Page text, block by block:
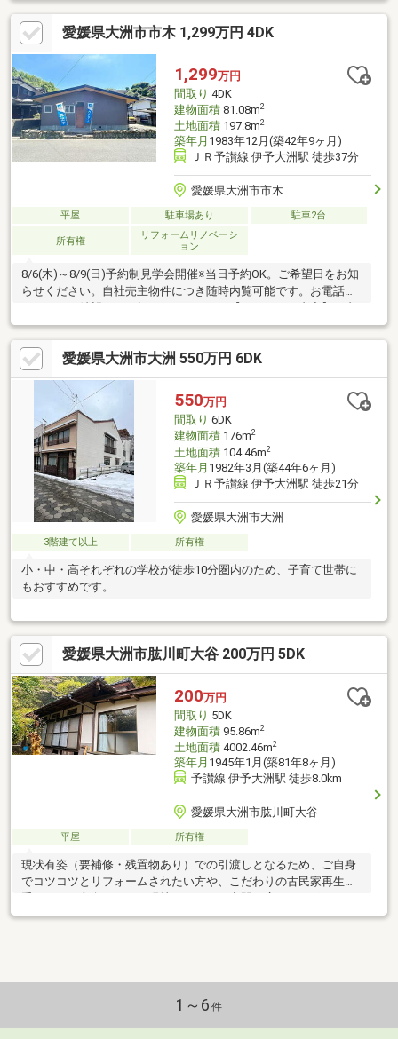
愛媛県大洲市市木 1,299万円 4DK
1,299万円
間取り 4DK
建物面積81.08m2
土地面積197.8m2
築年月 1983年12月(築42年9ヶ月)
ＪＲ予讃線 伊予大洲駅 徒歩37分
愛媛県大洲市市木
平屋 駐車場あり 駐車2台
所有権
リフォームリノベーシ
ョン
8/6(木)～8/9(日)予約制見学会開催※当日予約OK。ご希望日をお知
らせください。自社売主物件につき随時内覧可能です。お電話か
装≫シロアリ工防除工事、雨漏り点検、設備点検等≪外構≫屋根
塗装、外壁塗装、庭木伐採、雨樋補修、浄化槽清掃、玄関ドア交
換等【おすすめポイント】・本物件は条件により住宅ローン減税
が適用されます。・シロアリ防除工事施工後5年間保証。・お客様
に合わせたローンの組み方や金融機関をご提案。住宅ローンが初
めての方でもお気軽にご相談ください。
愛媛県大洲市大洲 550万円 6DK
550万円
間取り 6DK
建物面積176m2
土地面積104.46m2
築年月 1982年3月(築44年6ヶ月)
ＪＲ予讃線 伊予大洲駅 徒歩21分
愛媛県大洲市大洲
3階建て以上 所有権
小・中・高それぞれの学校が徒歩10分圏内のため、子育て世帯に
もおすすめです。
愛媛県大洲市肱川町大谷 200万円 5DK
200万円
間取り 5DK
建物面積95.86m2
土地面積4002.46m2
築年月 1945年1月(築81年8ヶ月)
予讃線 伊予大洲駅 徒歩8.0km
愛媛県大洲市肱川町大谷
平屋 所有権
現状有姿（要補修・残置物あり）での引渡しとなるため、ご自身
でコツコツとリフォームされたい方や、こだわりの古民家再生を
ャルをお確かめください。
1～6 件